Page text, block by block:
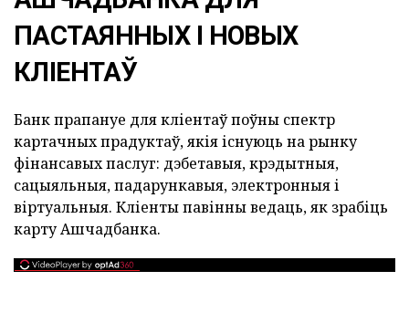
ПАСТАЯННЫХ І НОВЫХ
КЛІЕНТАЎ
Банк прапануе для кліентаў поўны спектр
картачных прадуктаў, якія існуюць на рынку
фінансавых паслуг: дэбетавыя, крэдытныя,
сацыяльныя, падарункавыя, электронныя і
віртуальныя. Кліенты павінны ведаць, як зрабіць
карту Ашчадбанка.